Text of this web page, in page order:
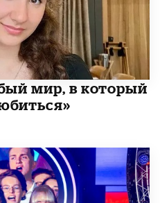
мир, в который